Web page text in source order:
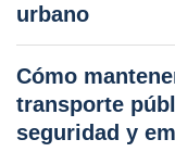
urbano
Cómo
transporte
seguridad y